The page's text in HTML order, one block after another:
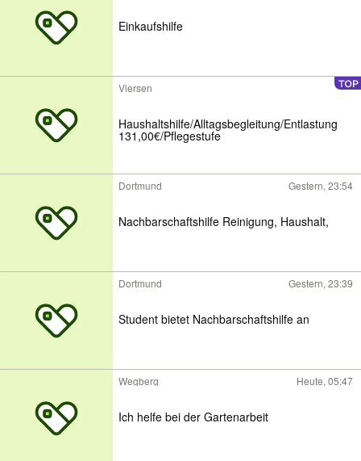
Einkaufshilfe
Viersen
Haushaltshilfe/Alltagsbegleitung/Entlastung
131,00€/Pflegestufe
Dortmund Gestern, 23:54
Nachbarschaftshilfe Reinigung, Haushalt,
Dortmund Gestern, 23:39
Student bietet Nachbarschaftshilfe an
Wegberg Heute, 05:47
Ich helfe bei der Gartenarbeit